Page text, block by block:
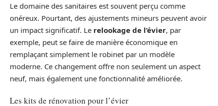
Le domaine des sanitaires est souvent perçu comme
onéreux. Pourtant, des ajustements mineurs peuvent avoir
un impact significatif. Le relookage de l’évier, par
exemple, peut se faire de manière économique en
remplaçant simplement le robinet par un modèle
moderne. Ce changement offre non seulement un aspect
neuf, mais également une fonctionnalité améliorée.
Les kits de rénovation pour l’évier